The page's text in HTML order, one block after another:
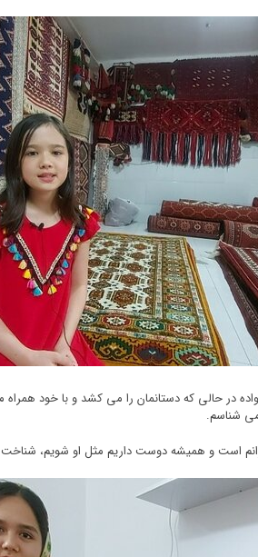
در حالی که دستانمان را می کشد و با خود
شناسم.
است و همیشه دوست داریم مثل او شویم،